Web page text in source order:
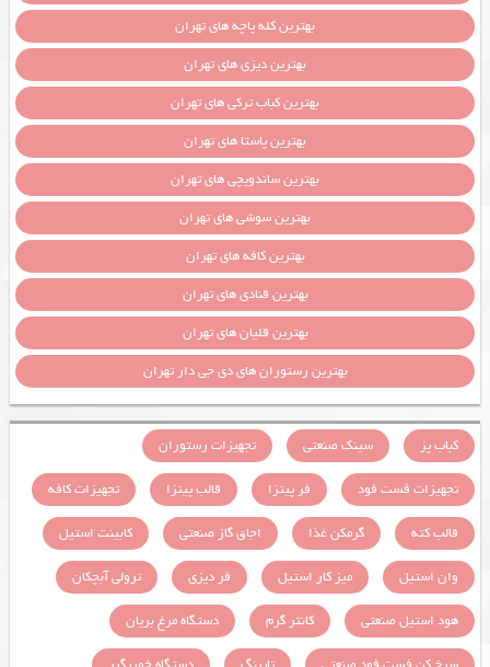
بهترین کله پاچه های تهران
بهترین دیزی های تهران
بهترین کباب ترکی های تهران
بهترین پاستا های تهران
بهترین ساندویچی های تهران
بهترین سوشی های تهران
بهترین کافه های تهران
بهترین قنادی های تهران
بهترین قلیان های تهران
بهترین رستوران های دی جی دار تهران
کباب پز سینک صنعتی
تجهیزات رستوران
تجهیزات فست فود
فر پیتزا قالب پیتزا
تجهیزات کافه
قالب کته
گرمکن غذا اجاق گاز صنعتی
کابینت استیل
وان استیل
میز کار استیل فر دیزی
ترولی آبچکان
هود استیل صنعتی
کانتر گرم
دستگاه مرغ بریان